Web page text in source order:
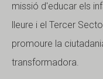
missió d'educar els
lleure i el Tercer
promoure la
transformadora.
L'equip
Missió i valors
L'equip
Missió i valors